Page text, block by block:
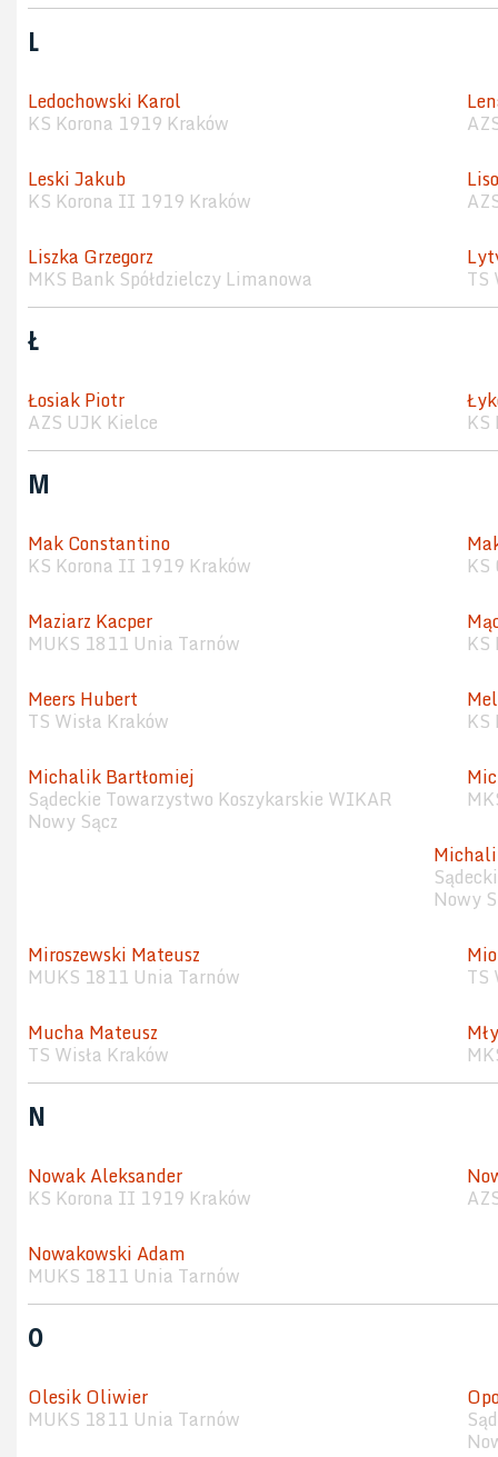
L
Ledochowski Karol
KS Korona 1919 Kraków
Leski Jakub
KS Korona II 1919 Kraków
Liszka Grzegorz
MKS Bank Spółdzielczy Limanowa TS
Ł
Łosiak Piotr
AZS UJK Kielce
M
Mak Constantino
KS Korona II 1919 Kraków
Maziarz Kacper
MUKS 1811 Unia Tarnów
Meers Hubert
TS Wisła Kraków
Michalik Bartłomiej
Sądeckie Towarzystwo Koszykarskie WIKAR
Nowy Sącz
Nowy
TS
Miroszewski Mateusz
MUKS 1811 Unia Tarnów
Mucha Mateusz
TS Wisła Kraków
N
Nowak Aleksander
KS Korona II 1919 Kraków
Nowakowski Adam
MUKS 1811 Unia Tarnów
O
Olesik Oliwier
MUKS 1811 Unia Tarnów